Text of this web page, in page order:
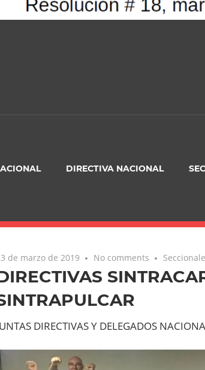
DIRECTIVA NACIONAL
de marzo de 2019 No comments
DIRECTIVAS Y DELEGADOS